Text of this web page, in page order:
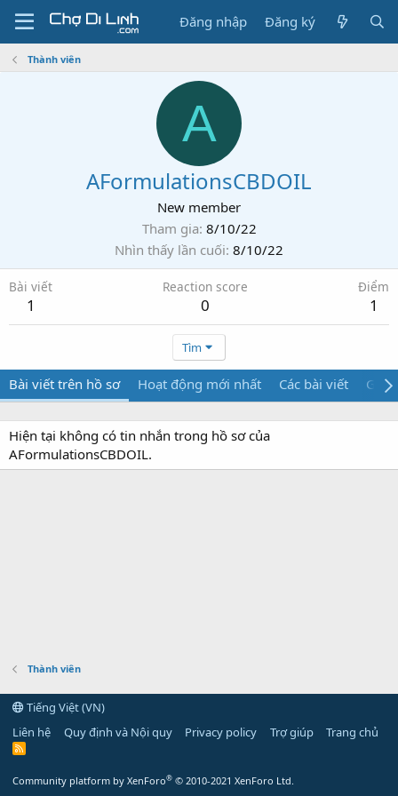
Đăng nhập Đăng ký
Thành viên
A
AFormulationsCBDOIL
New member
Tham gia 8/10/22
Nhìn thấy lần cuối 8/10/22
Bài viết
1
Reaction score
0
Điểm
1
Tìm
Bài viết trên hồ sơ Hoạt động mới nhất Các bài viết Giới
Hiện tại không có tin nhắn trong hồ sơ của
AFormulationsCBDOIL.
Thành viên
Tiếng Việt (VN)
Liên hệ
Quy định và Nội quy Privacy policy Trợ giúp Trang chủ
R
Community platform by XenForo® © 2010-2021 XenForo Ltd.